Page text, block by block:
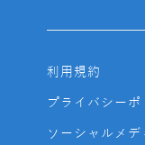
利用規約
プライバシーポ
ソーシャルメ